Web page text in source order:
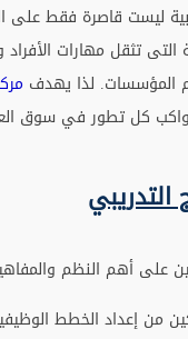
ليست قاصرة فقط على
التى تثقل مهارات
المؤسسات. لذا يهدف
لنواكب كل تطور في سوق
التدريبي
على أهم النظم
من إعداد الخطط